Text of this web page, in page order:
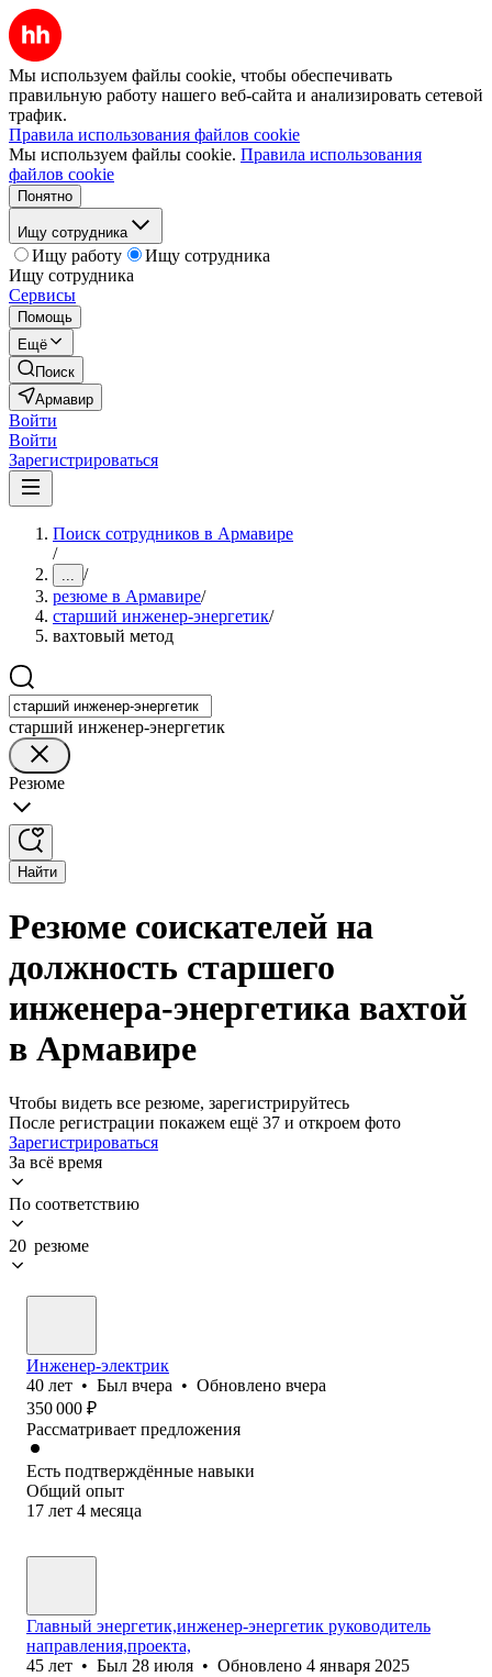
Мы используем файлы cookie, чтобы обеспечивать
правильную работу нашего веб-сайта и анализировать сетевой
трафик.
Правила использования файлов cookie
Мы используем файлы cookie. Правила использования
файлов cookie
Понятно
Ищу сотрудника
Ищу работу
Ищу сотрудника
Ищу сотрудника
Сервисы
Помощь
Ещё
Поиск
Армавир
Войти
Войти
Зарегистрироваться
Поиск сотрудников в Армавире
/
... /
резюме в Армавире/
старший инженер-энергетик/
вахтовый метод
старший инженер-энергетик
Резюме
Найти
Резюме соискателей на
должность старшего
инженера-энергетика вахтой
в Армавире
Чтобы видеть все резюме, зарегистрируйтесь
После регистрации покажем ещё 37 и откроем фото
Зарегистрироваться
За всё время
По соответствию
20 резюме
Инженер-электрик
40 лет • Был вчера • Обновлено вчера
350 000 ₽
Рассматривает предложения
Есть подтверждённые навыки
Общий опыт
17 лет 4 месяца
Главный энергетик,инженер-энергетик руководитель
направления,проекта,
45 лет • Был 28 июля • Обновлено 4 января 2025